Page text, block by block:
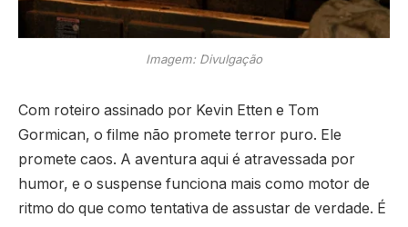
Imagem: Divulgação
Com roteiro assinado por Kevin Etten e Tom
Gormican, o filme não promete terror puro. Ele
promete caos. A aventura aqui é atravessada por
humor, e o suspense funciona mais como motor de
ritmo do que como tentativa de assustar de verdade. É